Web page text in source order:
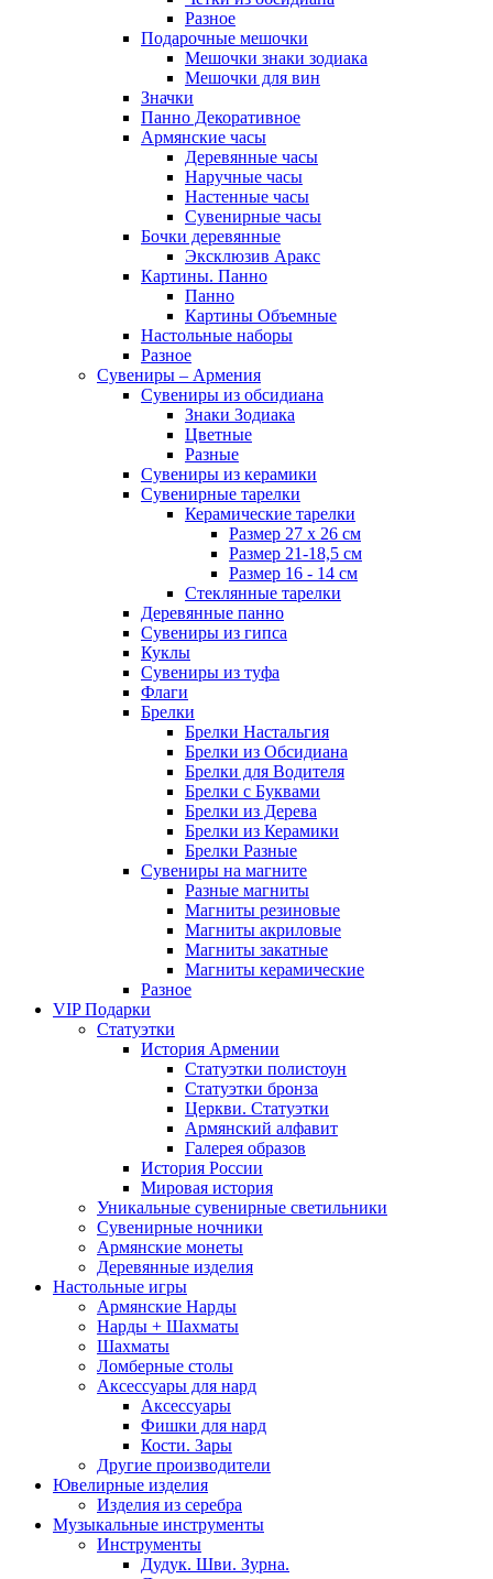
Разное
Подарочные мешочки
Мешочки знаки зодиака
Мешочки для вин
Значки
Панно Декоративное
Армянские часы
Деревянные часы
Наручные часы
Настенные часы
Сувенирные часы
Бочки деревянные
Эксклюзив Аракс
Картины. Панно
Панно
Картины Объемные
Настольные наборы
Разное
Сувениры – Армения
Сувениры из обсидиана
Знаки Зодиака
Цветные
Разные
Сувениры из керамики
Сувенирные тарелки
Керамические тарелки
Размер 27 х 26 см
Размер 21-18,5 см
Размер 16 - 14 см
Стеклянные тарелки
Деревянные панно
Сувениры из гипса
Куклы
Сувениры из туфа
Флаги
Брелки
Брелки Настальгия
Брелки из Обсидиана
Брелки для Водителя
Брелки с Буквами
Брелки из Дерева
Брелки из Керамики
Брелки Разные
Сувениры на магните
Разные магниты
Магниты резиновые
Магниты акриловые
Магниты закатные
Магниты керамические
Разное
VIP Подарки
Статуэтки
История Армении
Статуэтки полистоун
Статуэтки бронза
Церкви. Статуэтки
Армянский алфавит
Галерея образов
История России
Мировая история
Уникальные сувенирные светильники
Сувенирные ночники
Армянские монеты
Деревянные изделия
Настольные игры
Армянские Нарды
Нарды + Шахматы
Шахматы
Ломберные столы
Аксессуары для нард
Аксессуары
Фишки для нард
Кости. Зары
Другие производители
Ювелирные изделия
Изделия из серебра
Музыкальные инструменты
Инструменты
Дудук. Шви. Зурна.